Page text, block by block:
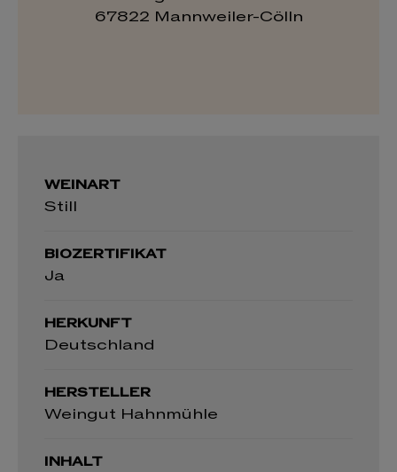
WEINART
Still
BIOZERTIFIKAT
Ja
HERKUNFT
Deutschland
HERSTELLER
Weingut Hahnmühle
INHALT
67822 Mannweiler-Cölln